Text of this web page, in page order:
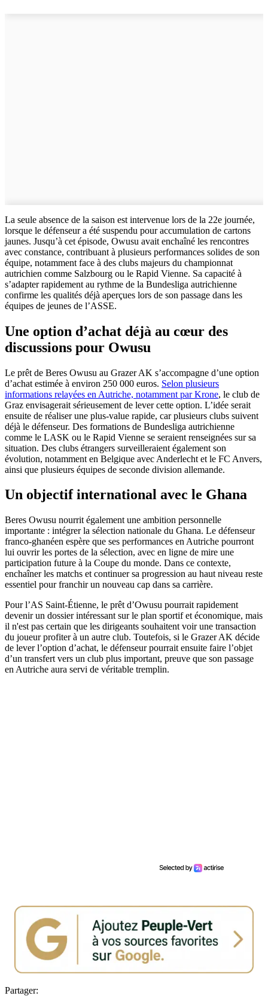
La seule absence de la saison est intervenue lors de la 22e journée,
lorsque le défenseur a été suspendu pour accumulation de cartons
jaunes. Jusqu’à cet épisode, Owusu avait enchaîné les rencontres
avec constance, contribuant à plusieurs performances solides de son
équipe, notamment face à des clubs majeurs du championnat
autrichien comme Salzbourg ou le Rapid Vienne. Sa capacité à
s’adapter rapidement au rythme de la Bundesliga autrichienne
confirme les qualités déjà aperçues lors de son passage dans les
équipes de jeunes de l’ASSE.
Une option d’achat déjà au cœur des
discussions pour Owusu
Le prêt de Beres Owusu au Grazer AK s’accompagne d’une option
d’achat estimée à environ 250 000 euros. Selon plusieurs
informations relayées en Autriche, notamment par Krone, le club de
Graz envisagerait sérieusement de lever cette option. L’idée serait
ensuite de réaliser une plus-value rapide, car plusieurs clubs suivent
déjà le défenseur. Des formations de Bundesliga autrichienne
comme le LASK ou le Rapid Vienne se seraient renseignées sur sa
situation. Des clubs étrangers surveilleraient également son
évolution, notamment en Belgique avec Anderlecht et le FC Anvers,
ainsi que plusieurs équipes de seconde division allemande.
Un objectif international avec le Ghana
Beres Owusu nourrit également une ambition personnelle
importante : intégrer la sélection nationale du Ghana. Le défenseur
franco-ghanéen espère que ses performances en Autriche pourront
lui ouvrir les portes de la sélection, avec en ligne de mire une
participation future à la Coupe du monde. Dans ce contexte,
enchaîner les matchs et continuer sa progression au haut niveau reste
essentiel pour franchir un nouveau cap dans sa carrière.
Pour l’AS Saint-Étienne, le prêt d’Owusu pourrait rapidement
devenir un dossier intéressant sur le plan sportif et économique, mais
il n'est pas certain que les dirigeants souhaitent voir une transaction
du joueur profiter à un autre club. Toutefois, si le Grazer AK décide
de lever l’option d’achat, le défenseur pourrait ensuite faire l’objet
d’un transfert vers un club plus important, preuve que son passage
en Autriche aura servi de véritable tremplin.
Partager: